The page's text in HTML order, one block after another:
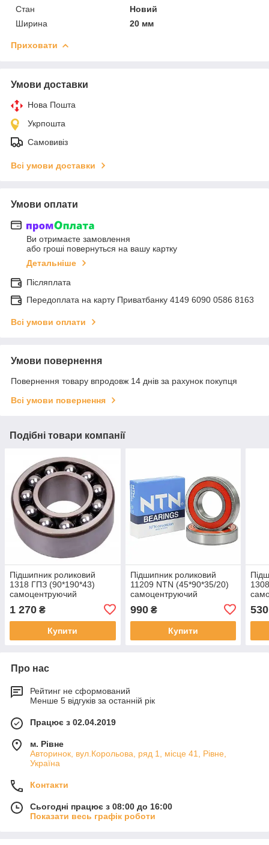
Стан
Новий
Ширина
20 мм
Приховати
Умови доставки
Нова Пошта
Укрпошта
Самовивіз
Всі умови доставки
Умови оплати
Ви отримаєте замовлення
або гроші повернуться на вашу картку
Детальніше
Післяплата
Передоплата на карту Приватбанку 4149 6090 0586 8163
Всі умови оплати
Умови повернення
Повернення товару впродовж 14 днів за рахунок покупця
Всі умови повернення
Подібні товари компанії
Підшипник роликовий
1318 ГПЗ (90*190*43)
самоцентруючий
1 270 ₴
Купити
Підшипник роликовий
11209 NTN (45*90*35/20)
самоцентруючий
990₴
Купити
530
Про нас
Рейтинг не сформований
Менше 5 відгуків за останній рік
Працює з 02.04.2019
м. Рівне
Авторинок, вул.Корольова, ряд 1, місце 41, Рівне,
Україна
Контакти
Сьогодні працює з 08:00 до 16:00
Показати весь графік роботи